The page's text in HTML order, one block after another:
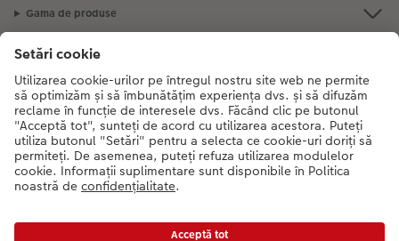
Gama de produse
să ne contactati telefonic:0316 300 693De luni până duminică: 09:00 -